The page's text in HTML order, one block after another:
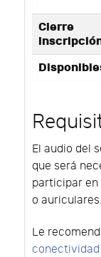
Cierre
El audio del
que será
participar en
o auriculares.
Le